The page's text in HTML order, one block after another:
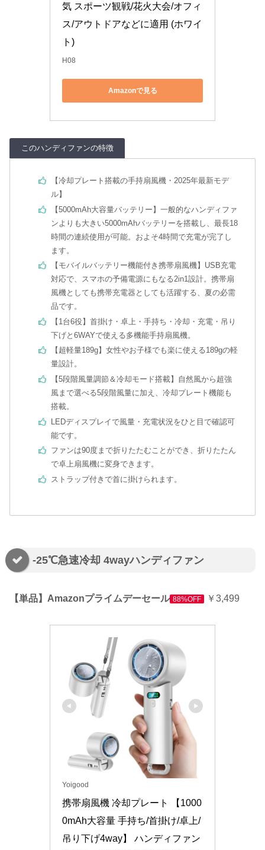
気 スポーツ観戦/花火大会/オフィ
ス/アウトドアなどに適用 (ホワイ
ト)
H08
Amazonで見る
このハンディファンの特徴
【冷却プレート搭載の手持扇風機・2025年最新モデ
ル】
【5000mAh大容量バッテリー】一般的なハンディファ
ンよりも大きい5000mAhバッテリーを搭載し、最長18
時間の連続使用が可能。およそ4時間で充電が完了し
ます。
【モバイルバッテリー機能付き携帯扇風機】USB充電
対応で、スマホの予備電源にもなる2in1設計。携帯扇
風機としても携帯充電器としても活躍する、夏の必需
品です。
【1台6役】首掛け・卓上・手持ち・冷却・充電・吊り
下げと6WAYで使える多機能手持扇風機。
【超軽量189g】女性やお子様でも楽に使える189gの軽
量設計。
【5段階風量調節＆冷却モード搭載】自然風から超強
風まで選べる5段階風量に加え、冷却プレート機能も
搭載。
LEDディスプレイで風量・充電状況をひと目で確認可
能です。
ファンは90度まで折りたたむことができ、折りたたん
で卓上扇風機に変身できます。
ストラップ付きで首に掛けられます。
-25℃急速冷却 4wayハンディファン
【単品】Amazonプライムデーセール 88%OFF ￥3,499
Yoigood
携帯扇風機 冷却プレート 【1000
0mAh大容量 手持ち/首掛け/卓上/
吊り下げ4way】 ハンディファン